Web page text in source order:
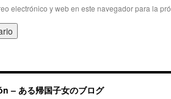
electrónico y web en este navegador para la
– ある帰国子女のブログ